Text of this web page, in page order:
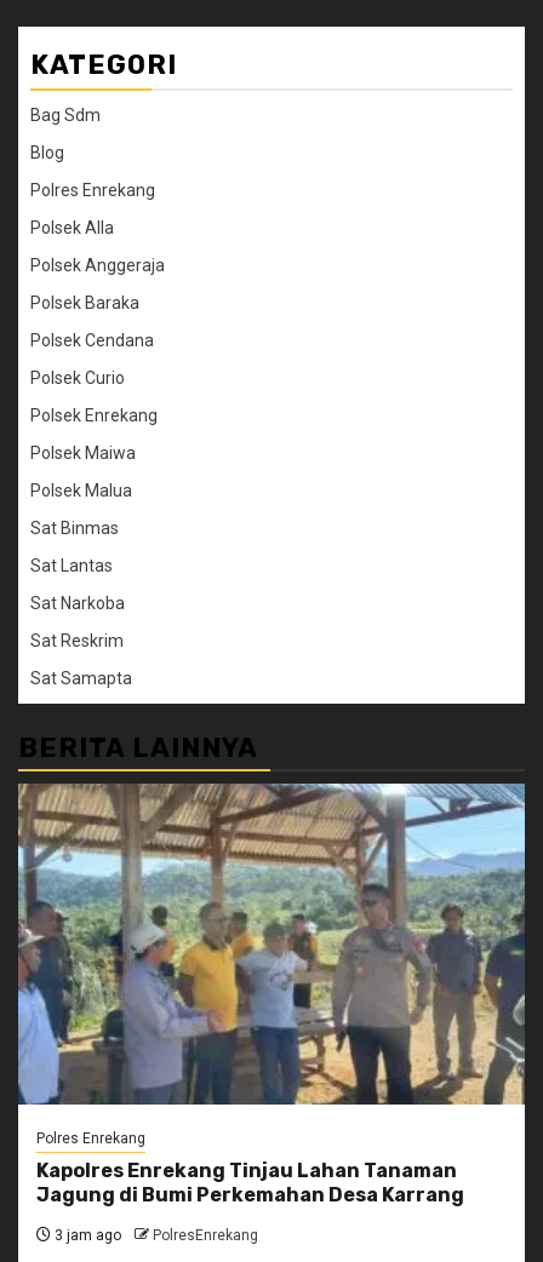
KATEGORI
Bag Sdm
Blog
Polres Enrekang
Polsek Alla
Polsek Anggeraja
Polsek Baraka
Polsek Cendana
Polsek Curio
Polsek Enrekang
Polsek Maiwa
Polsek Malua
Sat Binmas
Sat Lantas
Sat Narkoba
Sat Reskrim
Sat Samapta
BERITA LAINNYA
Polres Enrekang
Kapolres Enrekang Tinjau Lahan Tanaman
Jagung di Bumi Perkemahan Desa Karrang
3 jam ago PolresEnrekang